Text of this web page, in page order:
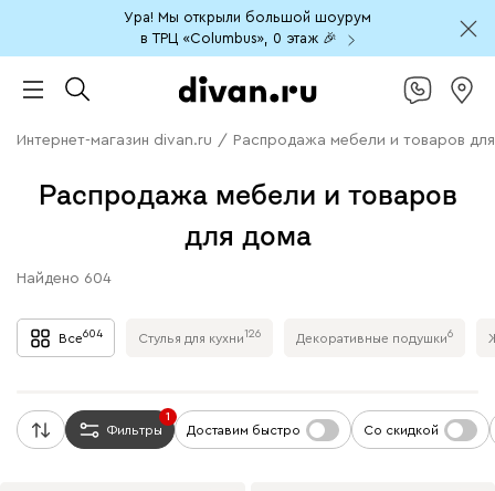
Ура! Мы открыли большой шоурум
в ТРЦ «Columbus», 0 этаж 🎉
Интернет-магазин divan.ru / Распродажа мебели и товаров
Распродажа мебели и товаров
для дома
Найдено 604
Все604 Стулья для кухни 126 Декоративные подушки6
Фильтры
1
Доставим быстро Со скидкой